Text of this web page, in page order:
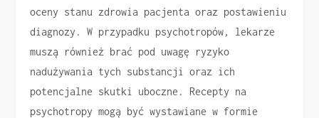
oceny stanu zdrowia pacjenta oraz postawieniu
diagnozy. W przypadku psychotropów, lekarze
muszą również brać pod uwagę ryzyko
nadużywania tych substancji oraz ich
potencjalne skutki uboczne. Recepty na
psychotropy mogą być wystawiane w formie